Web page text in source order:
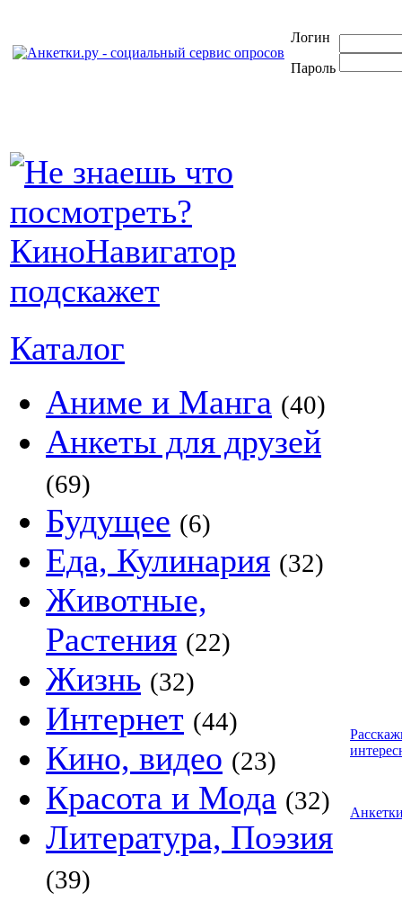
Логин
Пароль
Каталог
Аниме и Манга (40)
Анкеты для друзей
(69)
Будущее (6)
Еда, Кулинария (32)
Животные,
Растения (22)
Жизнь (32)
Интернет (44)
Кино, видео (23)
Красота и Мода (32)
Литература, Поэзия
(39)